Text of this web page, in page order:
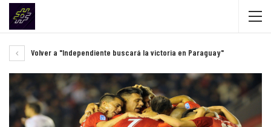
Volver a "Independiente buscará la victoria en Paraguay"